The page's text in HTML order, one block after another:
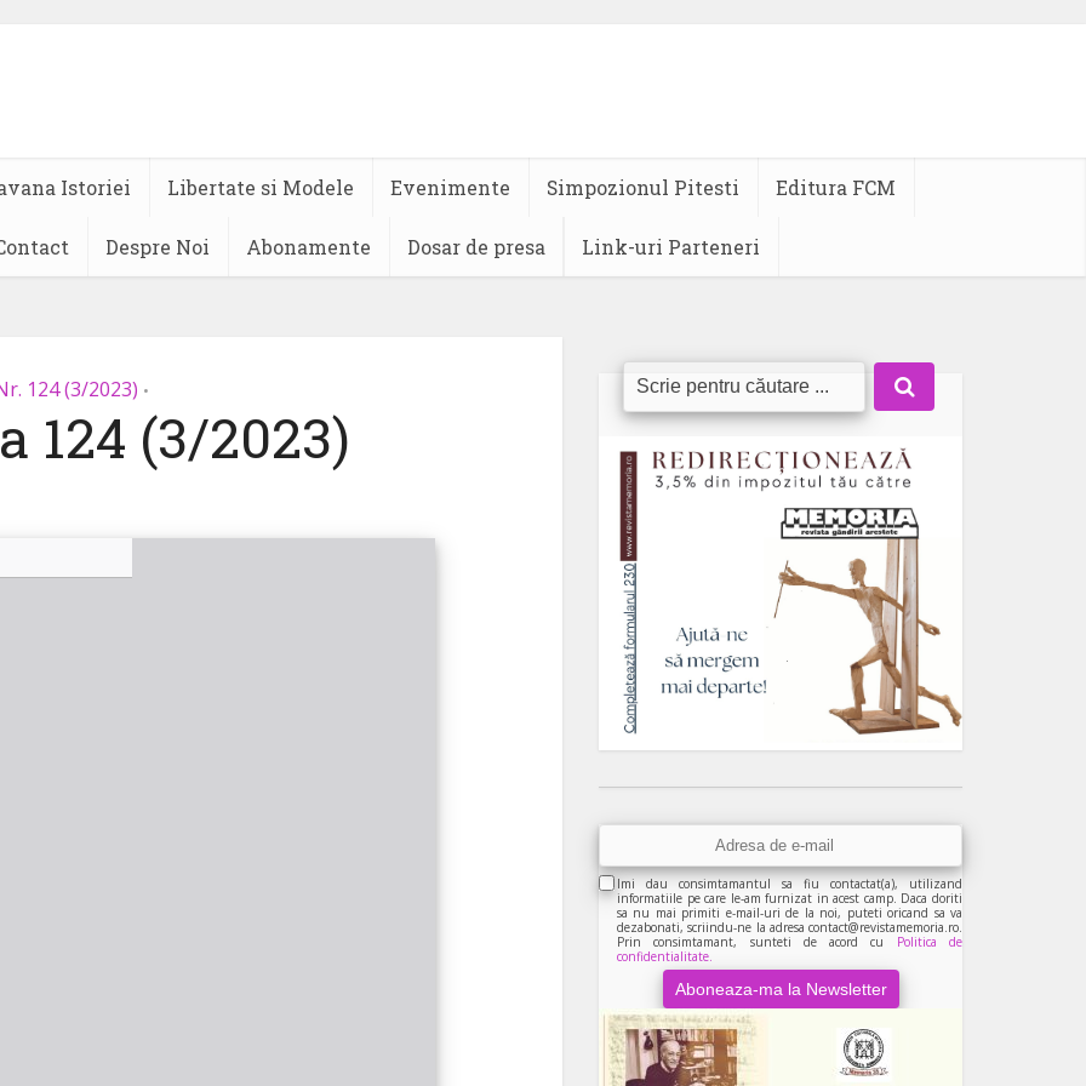
Istoriei Libertate si Modele Evenimente Simpozionul Pitesti Editura FCM
Despre Noi Abonamente Dosar de presa Link-uri Parteneri
124 (3/2023) •
124 (3/2023)
Imi dau consimtamantul sa fiu contactat(a), utilizand
informatiile pe care le-am furnizat in acest camp. Daca doriti
sa nu mai primiti e-mail-uri de la noi, puteti oricand sa va
dezabonati, scriindu-ne la adresa contact@revistamemoria.ro.
Prin consimtamant, sunteti de acord cu Politica de
confidentialitate.